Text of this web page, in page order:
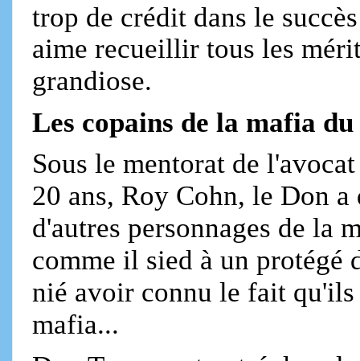
trop de crédit dans le
aime recueillir tous les
grandiose.
Les copains de la mafia
Sous le mentorat de
20 ans, Roy Cohn, le Don
d'autres personnages de la
comme il sied à un protégé
nié avoir connu le fait qu'ils
mafia...